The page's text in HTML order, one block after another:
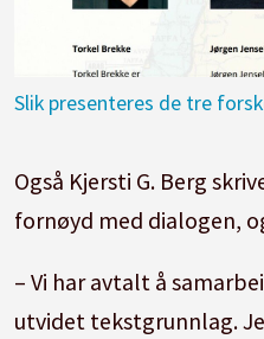
Slik presenteres de tre
Også Kjersti G. Berg
fornøyd med dialogen,
– Vi har avtalt å
utvidet tekstgrunnlag.